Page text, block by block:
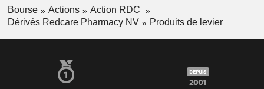
Bourse Actions
Action RDC
Dérivés Redcare Pharmacy NV
Produits de levier